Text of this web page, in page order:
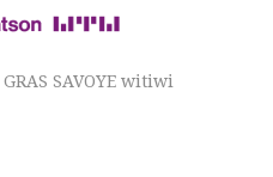
SAVOYE witiwi